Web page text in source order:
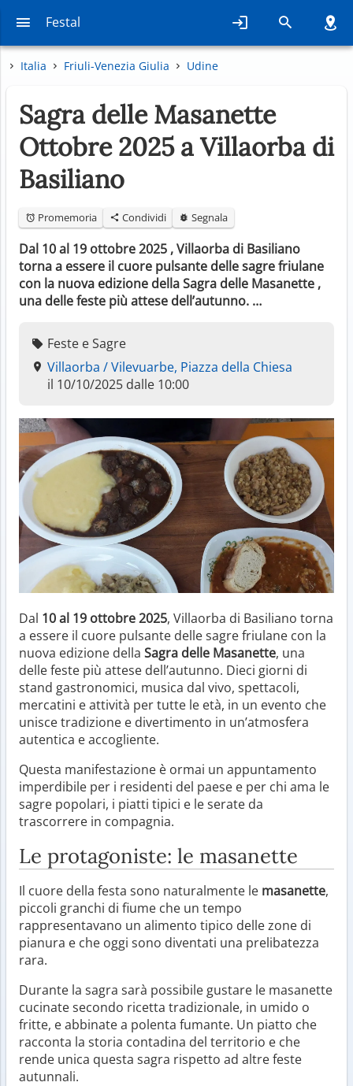
Festal
Italia Friuli-Venezia Giulia Udine
Sagra delle Masanette
Ottobre 2025 a Villaorba di
Basiliano
Promemoria Condividi Segnala
Dal 10 al 19 ottobre 2025 , Villaorba di Basiliano
torna a essere il cuore pulsante delle sagre friulane
con la nuova edizione della Sagra delle Masanette ,
una delle feste più attese dell’autunno. …
Feste e Sagre
Villaorba / Vilevuarbe, Piazza della Chiesa
il 10/10/2025 dalle 10:00
Dal 10 al 19 ottobre 2025, Villaorba di Basiliano torna
a essere il cuore pulsante delle sagre friulane con la
nuova edizione della Sagra delle Masanette, una
delle feste più attese dell’autunno. Dieci giorni di
stand gastronomici, musica dal vivo, spettacoli,
mercatini e attività per tutte le età, in un evento che
unisce tradizione e divertimento in un’atmosfera
autentica e accogliente.
Questa manifestazione è ormai un appuntamento
imperdibile per i residenti del paese e per chi ama le
sagre popolari, i piatti tipici e le serate da
trascorrere in compagnia.
Le protagoniste: le masanette
Il cuore della festa sono naturalmente le masanette,
piccoli granchi di fiume che un tempo
rappresentavano un alimento tipico delle zone di
pianura e che oggi sono diventati una prelibatezza
rara.
Durante la sagra sarà possibile gustare le masanette
cucinate secondo ricetta tradizionale, in umido o
fritte, e abbinate a polenta fumante. Un piatto che
racconta la storia contadina del territorio e che
rende unica questa sagra rispetto ad altre feste
autunnali.